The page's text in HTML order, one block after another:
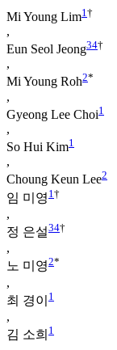
Mi Young Lim1 †
,
Eun Seol Jeong34†
,
Mi Young Roh2*
,
Gyeong Lee Choi1
,
So Hui Kim1
,
Choung Keun Lee2
임 미영 1 †
,
정 은설34†
,
노 미영2*
,
최 경이 1
,
김 소희 1